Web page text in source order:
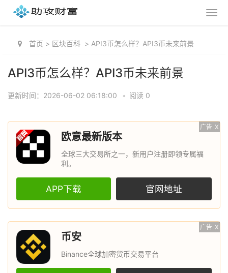
首页 > 区块百科 > API3币怎么样？API3币未来前景
API3币怎么样？API3币未来前景
更新时间：2026-06-02 06:18:00 • 阅读 0
广告 X
欧意最新版本
全球三大交易所之一，新用户注册即领专属福
利。
APP下载 官网地址
广告 X
币安
Binance全球加密货币交易平台